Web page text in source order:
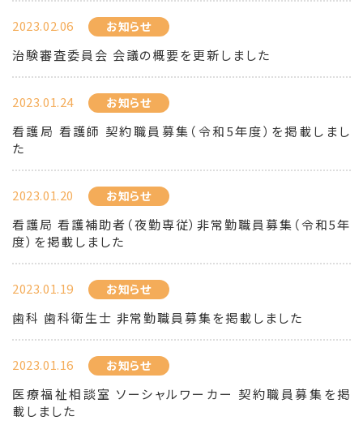
2023.02.06 お知らせ
治験審査委員会 会議の概要を更新しました
2023.01.24 お知らせ
看護局 看護師 契約職員募集（令和5年度）を掲載しまし
た
2023.01.20 お知らせ
看護局 看護補助者（夜勤専従）非常勤職員募集（令和5年
度）を掲載しました
2023.01.19 お知らせ
歯科 歯科衛生士 非常勤職員募集を掲載しました
2023.01.16 お知らせ
医療福祉相談室 ソーシャルワーカー 契約職員募集を掲
載しました